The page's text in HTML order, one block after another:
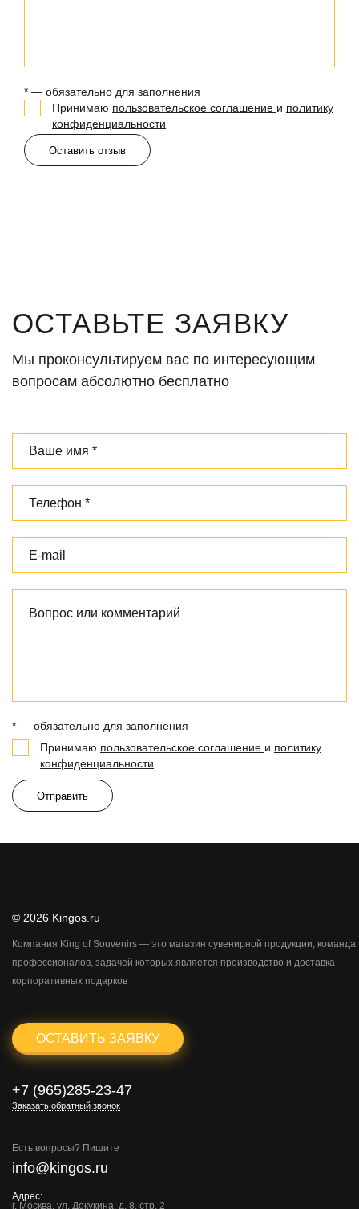
* — обязательно для заполнения
Принимаю пользовательское соглашение и политику
конфиденциальности
Оставить отзыв
ОСТАВЬТЕ ЗАЯВКУ
Мы проконсультируем вас по интересующим
вопросам абсолютно бесплатно
* — обязательно для заполнения
Принимаю пользовательское соглашение и политику
конфиденциальности
Отправить
© 2026 Kingos.ru
Компания King of Souvenirs — это магазин сувенирной продукции, команда
профессионалов, задачей которых является производство и доставка
корпоративных подарков
ОСТАВИТЬ ЗАЯВКУ
+7 (965)285-23-47
Заказать обратный звонок
Есть вопросы? Пишите
info@kingos.ru
Адрес:
г. Москва, ул. Докукина, д. 8, стр. 2